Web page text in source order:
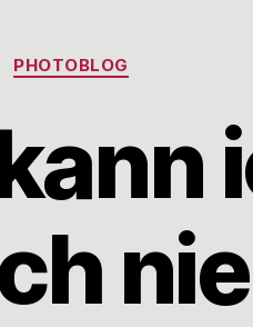
Kategorien
PHOTOBLOG